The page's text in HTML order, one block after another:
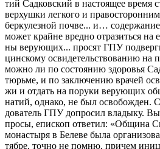
тий Сад­ков­ский в на­сто­я­щее вре­мя
вер­хуш­ки лег­ко­го и
бер­ку­лез­ной поч­ве... и…
мо­жет крайне вред­но от­ра­зить­ся
ны ве­ру­ю­щих... про­сят ГПУ
цин­ско­му осви­де­тель­ство­ва­нию на
мож­но ли по со­сто­я­нию здо­ро­вья
тюрь­ме, и по за­клю­че­нию вра­чей
жи и от­дать на по­ру­ки ве­ру­ю­щих
на­тий, од­на­ко, не был осво­бож­ден.
до­ва­тель ГПУ до­про­сил вла­ды­ку.
про­сы, епи­скоп от­ве­тил: «Об­щи­на
мо­на­сты­ря в Беле­ве бы­ла
тяб­ре, точ­но не пом­ню, при­чем